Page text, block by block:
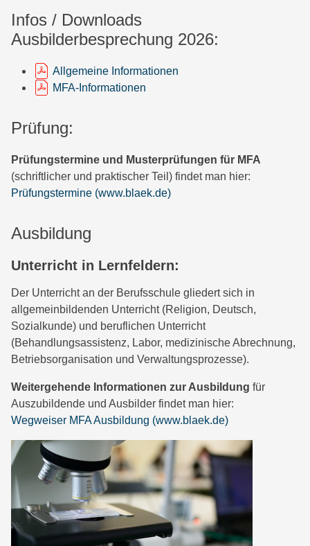
Infos / Downloads
Ausbilderbesprechung 2026:
Allgemeine Informationen
MFA-Informationen
Prüfung:
Prüfungstermine und Musterprüfungen für MFA
(schriftlicher und praktischer Teil) findet man hier:
Prüfungstermine (www.blaek.de)
Ausbildung
Unterricht in Lernfeldern:
Der Unterricht an der Berufsschule gliedert sich in
allgemeinbildenden Unterricht (Religion, Deutsch,
Sozialkunde) und beruflichen Unterricht
(Behandlungsassistenz, Labor, medizinische Abrechnung,
Betriebsorganisation und Verwaltungsprozesse).
Weitergehende Informationen zur Ausbildung für
Auszubildende und Ausbilder findet man hier:
Wegweiser MFA Ausbildung (www.blaek.de)